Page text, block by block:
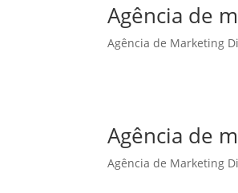
Agência de
Agência de Marketing
Agência de
Agência de Marketing